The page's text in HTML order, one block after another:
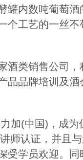
罐内数吨葡萄
个工艺的一丝
类销售公司，
品品牌培训及
(中国)，成为
师认证，并且
受学员欢迎。同